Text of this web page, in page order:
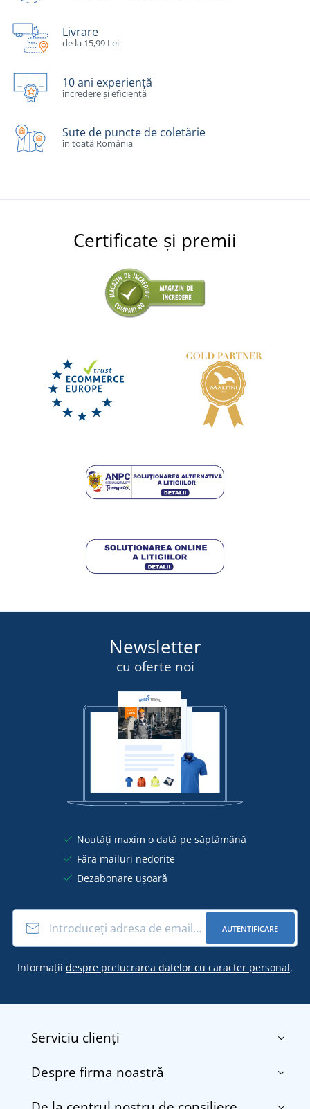
Livrare
de la 15,99 Lei
10 ani experiență
încredere și eficiență
Sute de puncte de coletărie
în toată România
Certificate și premii
Newsletter
cu oferte noi
Noutăți maxim o dată pe săptămână
Fără mailuri nedorite
Dezabonare ușoară
AUTENTIFICARE
Informații despre prelucrarea datelor cu caracter personal.
Serviciu clienți
Contact
Despre firma noastră